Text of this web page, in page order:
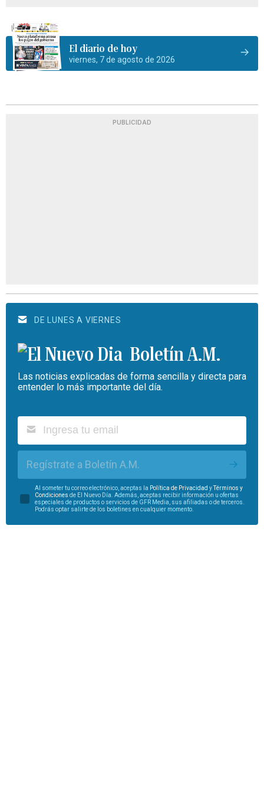
El diario de hoy
viernes, 7 de agosto de 2026
PUBLICIDAD
DE LUNES A VIERNES
Boletín A.M.
Las noticias explicadas de forma sencilla y directa para
entender lo más importante del día.
Regístrate a Boletín A.M.
Al someter tu correo electrónico, aceptas la Política de Privacidad yTérminos y
Condiciones de El Nuevo Día. Además, aceptas recibir información u ofertas
especiales de productos o servicios de GFR Media, sus afiliadas o de terceros.
Podrás optar salirte de los boletines en cualquier momento.